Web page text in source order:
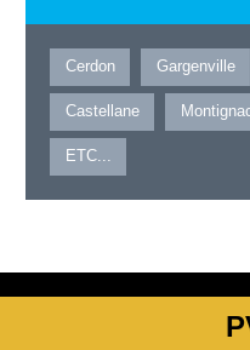
Cerdon Gargenville
Castellane
ETC...